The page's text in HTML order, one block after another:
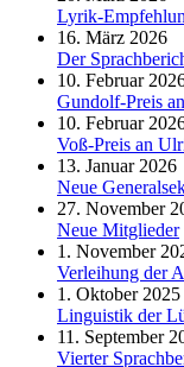
Lyrik-
16. März 2026
Der
10. Februar
Gundolf-Preis
10. Februar
Voß-Preis an
13. Januar 2026
Neue
27. November
Neue Mitglieder
1. November
Verleihung der
1. Oktober 2025
Linguistik der
11. September
Vierter